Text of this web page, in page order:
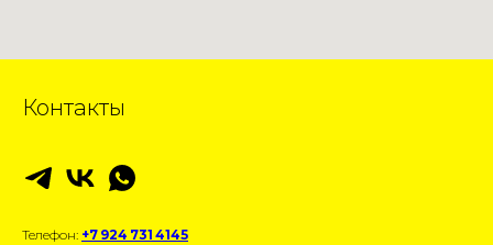
Контакты
Телефон: +7 924 731 4145